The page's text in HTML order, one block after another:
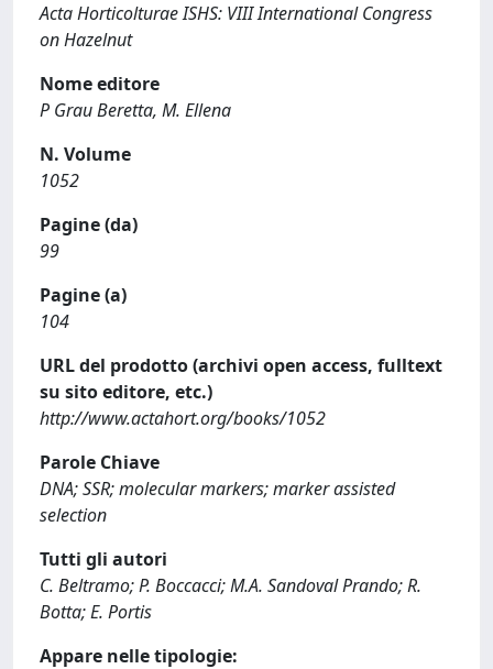
Acta Horticolturae ISHS: VIII International Congress
on Hazelnut
Nome editore
P Grau Beretta, M. Ellena
N. Volume
1052
Pagine (da)
99
Pagine (a)
104
URL del prodotto (archivi open access, fulltext
su sito editore, etc.)
http://www.actahort.org/books/1052
Parole Chiave
DNA; SSR; molecular markers; marker assisted
selection
Tutti gli autori
C. Beltramo; P. Boccacci; M.A. Sandoval Prando; R.
Botta; E. Portis
Appare nelle tipologie: